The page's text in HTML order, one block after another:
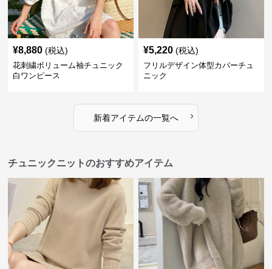
¥8,880 (税込)
花刺繍ボリューム袖チュニック
白ワンピース
¥5,220 (税込)
フリルデザイン体型カバーチュ
ニック
新着アイテムの一覧へ ›
チュニックニットのおすすめアイテム